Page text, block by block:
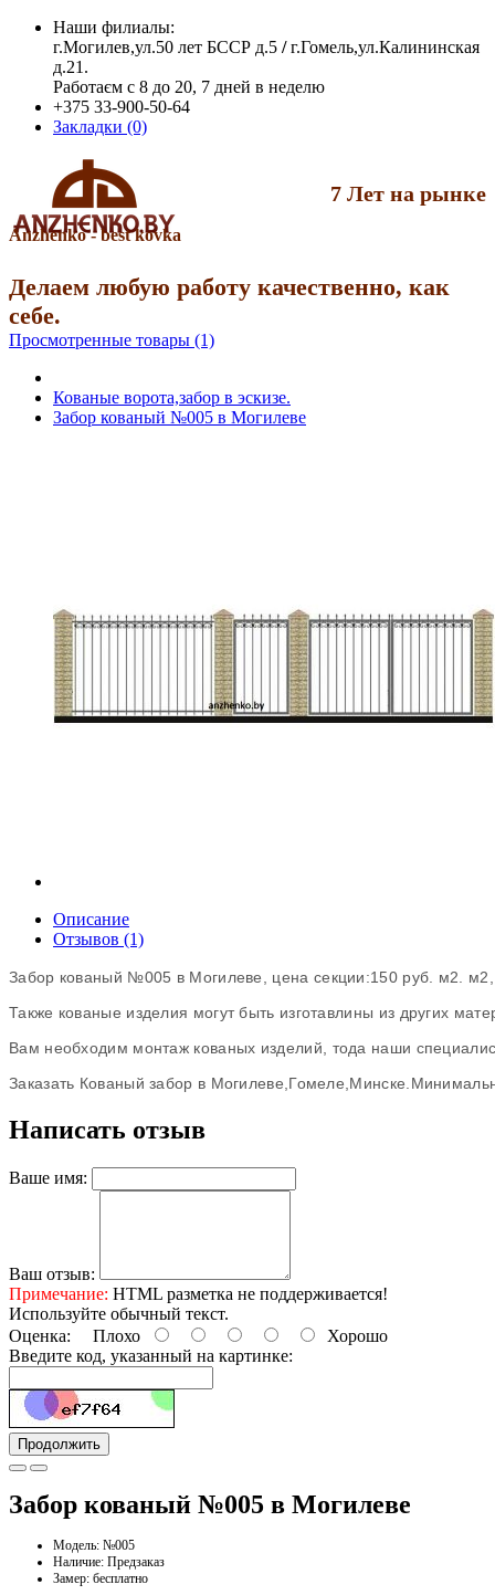
Наши филиалы:
г.Могилев,ул.50 лет БССР д.5 /г.Гомель,ул.Калининская
д.21.
Работаєм с 8 до 20, 7 дней в неделю
+375 33-900-50-64
Закладки (0)
7 Лет на рынке
Anzhenko - best kovka
Делаем любую работу качественно, как
себе.
Просмотренные товары (1)
Кованые ворота,забор в эскизе.
Забор кованый №005 в Могилеве
Описание
Отзывов (1)
Забор кованый №005 в Могилеве цена секции:150 руб м2 м2
Также кованые изделия могут быть изготавлины из других
Вам необходим монтаж кованых изделий тода наши
Заказать Кованый забор в Могилеве Гомеле Минске
Написать отзыв
Ваше имя:
Ваш отзыв:
Примечание: HTML разметка не поддерживается!
Используйте обычный текст.
Оценка: Плохо
Хорошо
Введите код, указанный на картинке:
Продолжить
Забор кованый №005 в Могилеве
Модель: №005
Наличие: Предзаказ
Замер: бесплатно